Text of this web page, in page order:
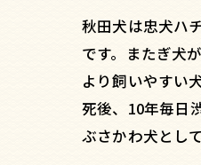
秋田犬は忠犬ハ
です。またぎ犬
より飼いやすい
死後、10年毎日
ぶさかわ犬とし